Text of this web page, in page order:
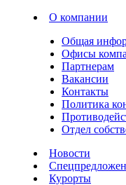
О компании
Общая
Офисы
Партнерам
Вакансии
Контакты
Политика
Отдел
Новости
Курорты